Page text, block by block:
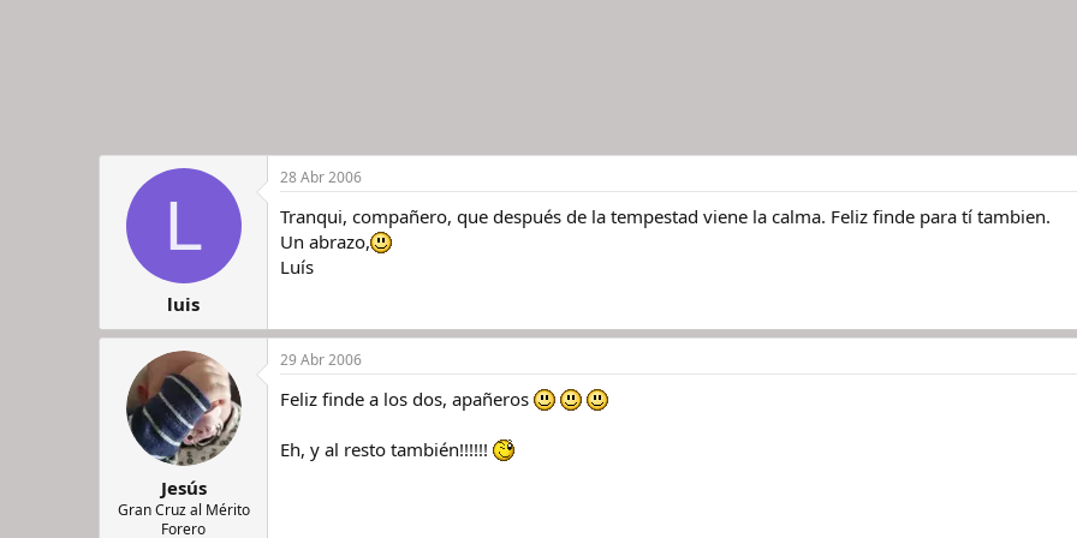
L
luis
28 Abr 2006
Tranqui, compañero, que después de la tempestad viene la calma. Feliz finde para tí tambien.
Un abrazo,
Luís
Jesús
Gran Cruz al Mérito
Forero
29 Abr 2006
Feliz finde a los dos, apañeros
Eh, y al resto también!!!!!!